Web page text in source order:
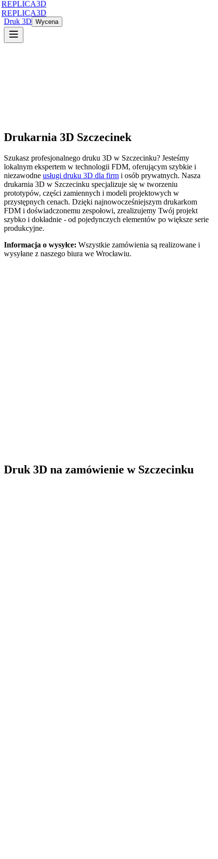
REPLICA3D
REPLICA3D
Druk 3D Wycena
Drukarnia 3D Szczecinek
Szukasz profesjonalnego druku 3D w Szczecinku? Jesteśmy
lokalnym ekspertem w technologii FDM, oferującym szybkie i
niezawodne usługi druku 3D dla firm i osób prywatnych. Nasza
drukarnia 3D w Szczecinku specjalizuje się w tworzeniu
prototypów, części zamiennych i modeli projektowych w
przystępnych cenach. Dzięki najnowocześniejszym drukarkom
FDM i doświadczonemu zespołowi, zrealizujemy Twój projekt
szybko i dokładnie - od pojedynczych elementów po większe serie
produkcyjne.
Informacja o wysyłce: Wszystkie zamówienia są realizowane i
wysyłane z naszego biura we Wrocławiu.
Druk 3D na zamówienie w Szczecinku